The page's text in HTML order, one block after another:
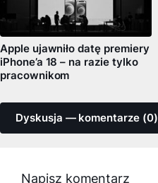
Apple ujawniło datę premiery
iPhone’a 18 – na razie tylko
pracownikom
Dyskusja — komentarze (0)
Napisz komentarz